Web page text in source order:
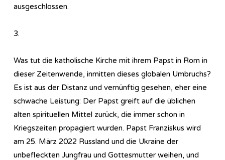
ausgeschlossen.
3.
Was tut die katholische Kirche mit ihrem Papst in Rom in
dieser Zeitenwende, inmitten dieses globalen Umbruchs?
Es ist aus der Distanz und vernünftig gesehen, eher eine
schwache Leistung: Der Papst greift auf die üblichen
alten spirituellen Mittel zurück, die immer schon in
Kriegszeiten propagiert wurden. Papst Franziskus wird
am 25. März 2022 Russland und die Ukraine der
unbefleckten Jungfrau und Gottesmutter weihen, und